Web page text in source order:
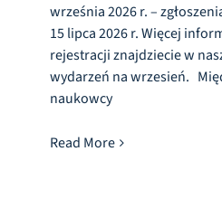
września 2026 r. –
15 lipca 2026 r. Więcej
rejestracji znajdziecie w
wydarzeń na wrzesień.
naukowcy
Read More